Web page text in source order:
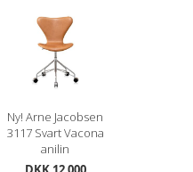
Ny! Arne Jacobsen
3117 Svart Vacona
anilin